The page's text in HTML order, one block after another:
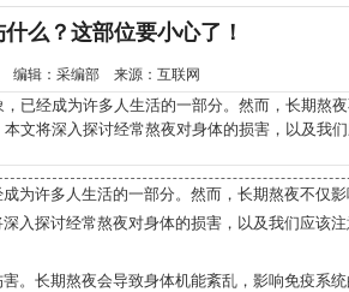
么？这部位要小心了！
编辑：采编部 来源：互联网
经成为许多人生活的一部分。然而，长期熬
文将深入探讨经常熬夜对身体的损害，以及我
为许多人生活的一部分。然而，长期熬夜不仅影
入探讨经常熬夜对身体的损害，以及我们应该
。长期熬夜会导致身体机能紊乱，影响免疫系统